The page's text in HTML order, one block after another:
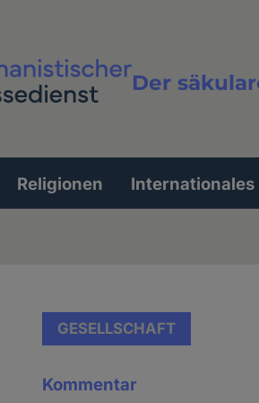
Der
Volltextsuche
Religionen Internationales
GESELLSCHAFT
Kommentar